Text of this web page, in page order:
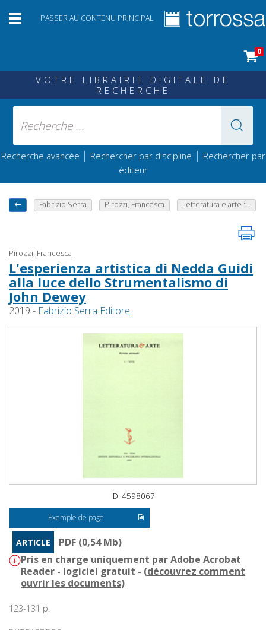
PASSER AU CONTENU PRINCIPAL
0
VOTRE LIBRAIRIE DIGITALE DE
RECHERCHE
Recherche avancée | Rechercher par discipline | Rechercher par
éditeur
Fabrizio Serra Pirozzi, Francesca Letteratura e arte :...
Pirozzi, Francesca
L'esperienza artistica di Nedda Guidi
alla luce dello Strumentalismo di
John Dewey
2019 - Fabrizio Serra Editore
ID: 4598067
Exemple de page
ARTICLE
PDF (0,54 Mb)
Pris en charge uniquement par Adobe Acrobat
Reader - logiciel gratuit - (découvrez comment
ouvrir les documents)
123-131 p.